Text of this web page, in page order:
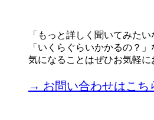
「もっと詳しく聞いてみたい
「いくらぐらいかかるの？」
気になることはぜひお気軽に
→ お問い合わせはこち